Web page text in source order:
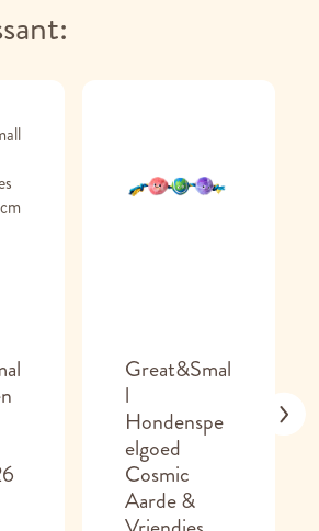
Great&Smal
l
Hondenspe
elgoed
Cosmic
Aarde &